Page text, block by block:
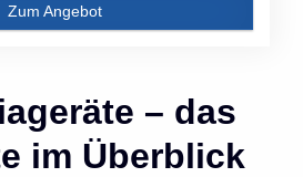
Zum Angebot
– das
im Überblick